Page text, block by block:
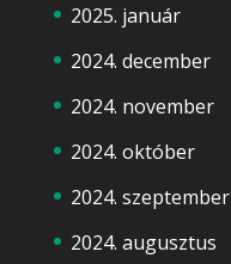
2025. január
2024. december
2024. november
2024. október
2024. szeptember
2024. augusztus